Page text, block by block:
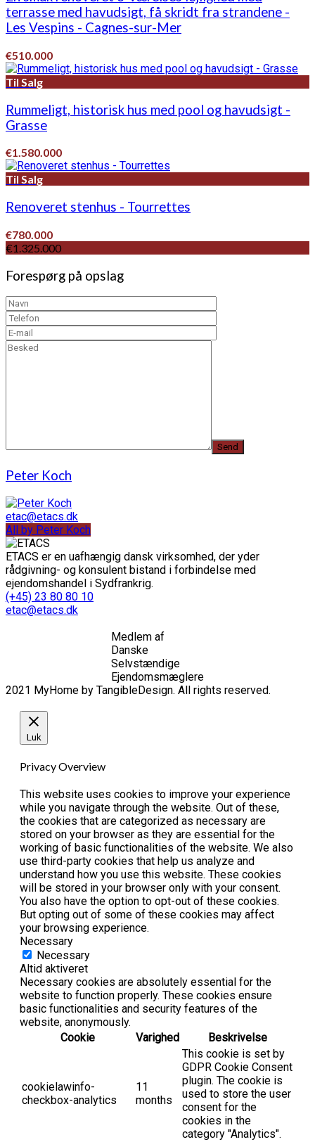
terrasse med havudsigt, få skridt fra strandene -
Les Vespins - Cagnes-sur-Mer
€510.000
Til Salg
Rummeligt, historisk hus med pool og havudsigt -
Grasse
€1.580.000
Til Salg
Renoveret stenhus - Tourrettes
€780.000
€1.325.000
Forespørg på opslag
Peter Koch
etac@etacs.dk
All by Peter Koch
ETACS er en uafhængig dansk virksomhed, der yder
rådgivning- og konsulent bistand i forbindelse med
ejendomshandel i Sydfrankrig.
(+45) 23 80 80 10
etac@etacs.dk
Medlem af
Danske
Selvstændige
Ejendomsmæglere
2021 MyHome by TangibleDesign. All rights reserved.
Luk
Privacy Overview
This website uses cookies to improve your experience
while you navigate through the website. Out of these,
the cookies that are categorized as necessary are
stored on your browser as they are essential for the
working of basic functionalities of the website. We also
use third-party cookies that help us analyze and
understand how you use this website. These cookies
will be stored in your browser only with your consent.
You also have the option to opt-out of these cookies.
But opting out of some of these cookies may affect
your browsing experience.
Necessary
Necessary
Altid aktiveret
Necessary cookies are absolutely essential for the
website to function properly. These cookies ensure
basic functionalities and security features of the
website, anonymously.
Cookie
Varighed Beskrivelse
cookielawinfo-
checkbox-analytics
11
months
This cookie is set by
GDPR Cookie Consent
plugin. The cookie is
used to store the user
consent for the
cookies in the
category "Analytics".